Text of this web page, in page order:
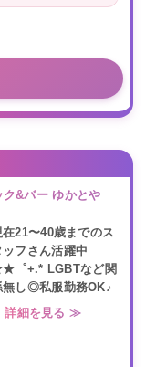
&バー ゆかとや
在21〜40歳までのス
ッフさん活躍中
゜+.* LGBTなど関
無し◎私服勤務OK♪
詳細を見る ≫